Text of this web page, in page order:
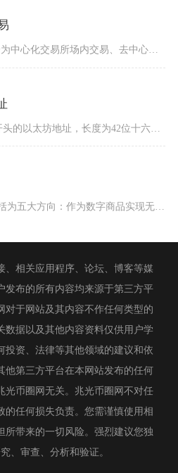
比特币的核心用途可概括为五大方向：作为数字商品实现无中介的全球价值转移、充当数字黄金进行长
、相关应用程序、论坛、博客等媒
发布的所有内容均来源于第三方平
对于网站及其内容不作任何类型的
数据以及其他内容资料仅供用户学
投资、法律等其他领域的建议和依
他第三方平台在本网站发布的任何
光币圈网无关。兆光币圈网不对任
的任何损失负责。您需谨慎使用相
所带来的一切风险。强烈建议您独
、审查、分析和验证。